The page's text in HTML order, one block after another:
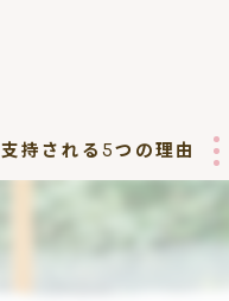
支持される5つの理由